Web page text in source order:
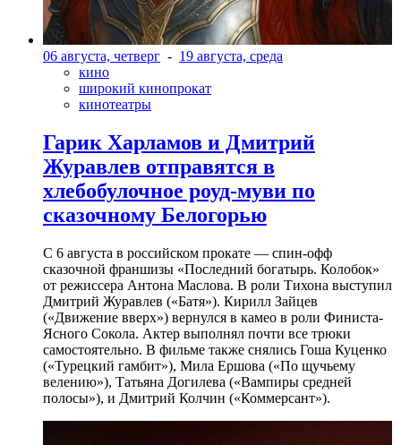
06 августа, четверг - 19 августа, среда
кино
широкий кинопрокат
кинотеатры
Гарик Харламов и Дмитрий
Журавлев отправятся в
хлебобулочное роуд-муви по
сказочному Белогорью
С 6 августа в российском прокате — спин-офф
сказочной франшизы «Последний богатырь. Колобок»
от режиссера Антона Маслова. В роли Тихона выступил
Дмитрий Журавлев («Батя»). Кирилл Зайцев
(«Движение вверх») вернулся в камео в роли Финиста-
Ясного Сокола. Актер выполнял почти все трюки
самостоятельно. В фильме также снялись Гоша Куценко
(«Турецкий гамбит»), Мила Ершова («По щучьему
велению»), Татьяна Догилева («Вампиры средней
полосы»), и Дмитрий Колчин («Коммерсант»).